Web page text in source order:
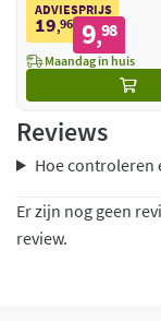
ADVIESPRIJS
19,96 9,98
Maandag in huis
Reviews
Hoe controleren
Er zijn nog geen
review.